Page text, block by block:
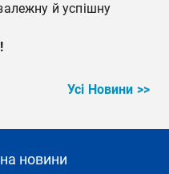
й успішну
Усі Новини >>
новини